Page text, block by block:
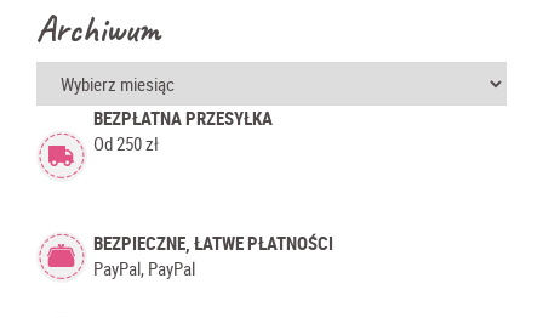
Archiwum
Archiwum
BEZPŁATNA PRZESYŁKA
Od 250 zł
BEZPIECZNE, ŁATWE PŁATNOŚCI
PayPal, PayPal